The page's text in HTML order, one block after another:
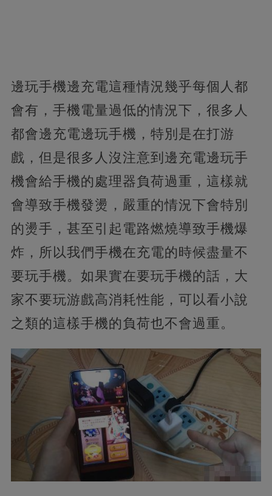
邊玩手機邊充電這種情況幾乎每個人都
會有，手機電量過低的情況下，很多人
都會邊充電邊玩手機，特別是在打游
戲，但是很多人沒注意到邊充電邊玩手
機會給手機的處理器負荷過重， 這樣就
會導致手機發燙，嚴重的情況下會特別
的燙手，甚至引起電路燃燒導致手機爆
炸，所以我們手機在充電的時候盡量不
要玩手機。如果實在要玩手機的話，大
家不要玩游戲高消耗性能， 可以看小說
之類的這樣手機的負荷也不會過重。